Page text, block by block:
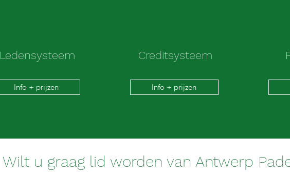
Ledensysteem
Info + prijzen
Creditsysteem
Info + prijzen
Wilt u graag lid worden van Antwerp